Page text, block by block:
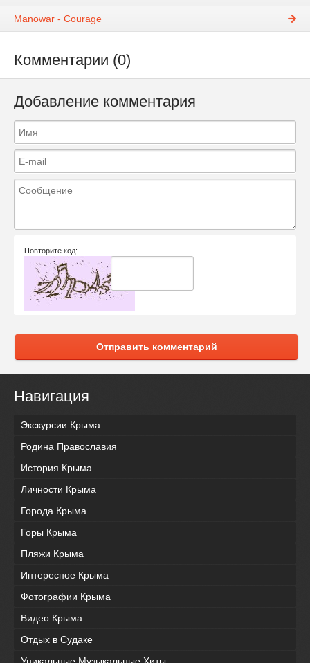
Manowar - Courage
Комментарии (0)
Добавление комментария
Повторите код:
Отправить комментарий
Навигация
Экскурсии Крыма
Родина Православия
История Крыма
Личности Крыма
Города Крыма
Горы Крыма
Пляжи Крыма
Интересное Крыма
Фотографии Крыма
Видео Крыма
Отдых в Судаке
Уникальные Музыкальные Хиты